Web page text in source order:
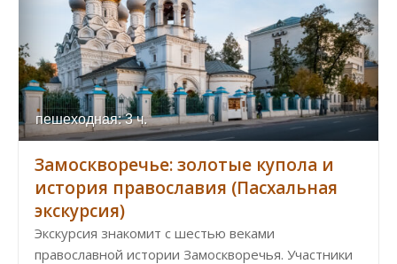
пешеходная: 3 ч.
Замоскворечье: золотые купола и
история православия (Пасхальная
экскурсия)
Экскурсия знакомит с шестью веками
православной истории Замоскворечья. Участники